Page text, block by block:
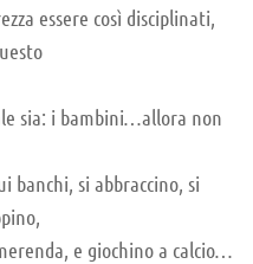
essere così disciplinati,
sia: i bambini…allora non
banchi, si abbraccino, si
e giochino a calcio…